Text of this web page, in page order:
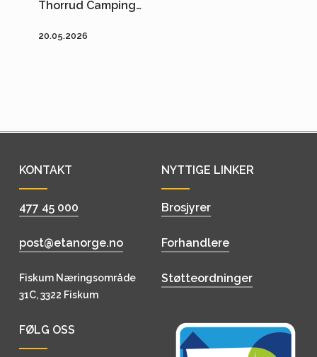
Thorrud Camping…
20.05.2026
KONTAKT
477 45 000
post@etanorge.no
Fiskum Næringsområde
31C, 3322 Fiskum
NYTTIGE LINKER
Brosjyrer
Forhandlere
Støtteordninger
FØLG OSS